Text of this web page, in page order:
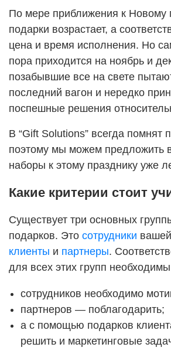
По мере приближения к Новому
подарки возрастает, а
цена и время исполнения. Но
пора приходится на ноябрь и
позабывшие все на свете
последний вагон и нередко
поспешные решения
В “Gift Solutions” всегда помнят
поэтому мы можем предложить
наборы к этому празднику уже
Какие критерии стоит
Существует три основных
подарков. Это сотрудники
клиенты и партнеры.
для всех этих групп
сотрудников необходимо
партнеров — поблагодарить;
а с помощью подарков
решить и маркетинговые